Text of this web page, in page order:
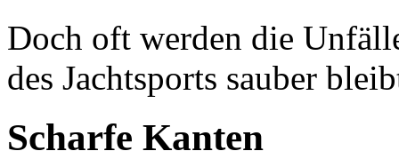
Doch oft werden die
des Jachtsports sauber
Scharfe Kanten